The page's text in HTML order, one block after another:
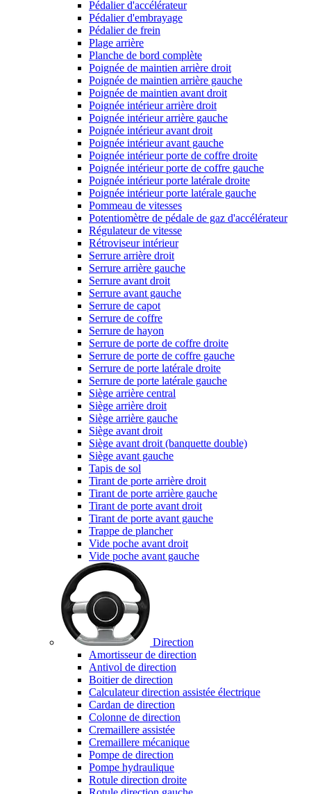
Pédalier d'accélérateur
Pédalier d'embrayage
Pédalier de frein
Plage arrière
Planche de bord complète
Poignée de maintien arrière droit
Poignée de maintien arrière gauche
Poignée de maintien avant droit
Poignée intérieur arrière droit
Poignée intérieur arrière gauche
Poignée intérieur avant droit
Poignée intérieur avant gauche
Poignée intérieur porte de coffre droite
Poignée intérieur porte de coffre gauche
Poignée intérieur porte latérale droite
Poignée intérieur porte latérale gauche
Pommeau de vitesses
Potentiomètre de pédale de gaz d'accélérateur
Régulateur de vitesse
Rétroviseur intérieur
Serrure arrière droit
Serrure arrière gauche
Serrure avant droit
Serrure avant gauche
Serrure de capot
Serrure de coffre
Serrure de hayon
Serrure de porte de coffre droite
Serrure de porte de coffre gauche
Serrure de porte latérale droite
Serrure de porte latérale gauche
Siège arrière central
Siège arrière droit
Siège arrière gauche
Siège avant droit
Siège avant droit (banquette double)
Siège avant gauche
Tapis de sol
Tirant de porte arrière droit
Tirant de porte arrière gauche
Tirant de porte avant droit
Tirant de porte avant gauche
Trappe de plancher
Vide poche avant droit
Vide poche avant gauche
Direction
Amortisseur de direction
Antivol de direction
Boitier de direction
Calculateur direction assistée électrique
Cardan de direction
Colonne de direction
Cremaillere assistée
Cremaillere mécanique
Pompe de direction
Pompe hydraulique
Rotule direction droite